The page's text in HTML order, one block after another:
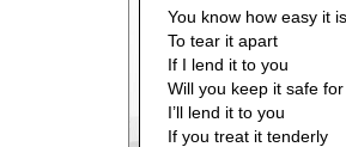
You know how easy it is
To tear it apart
If I lend it to you
Will you keep it safe
I’ll lend it to you
If you treat it tenderly